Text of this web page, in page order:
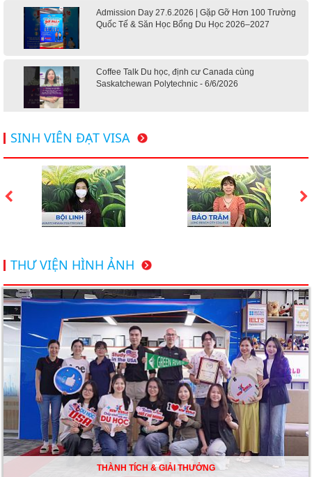
Admission Day 27.6.2026 | Gặp Gỡ Hơn 100 Trường
Quốc Tế & Săn Học Bổng Du Học 2026–2027
Coffee Talk Du học, định cư Canada cùng
Saskatchewan Polytechnic - 6/6/2026
Hội thảo du học Mỹ 18.4.2026 - Đại học Mỹ học phí
dưới 20k/ năm
Du học Mỹ 2026 - Lấy bằng cử nhân lúc 20 tuổi cùng
chương trình High School Completion, Washington
bạn khám phá
Du học Mỹ năm 2026: Cơ hội học tập và trải nghiệm tại
nền giáo dục hàng đầu
TƯ VẤN DU HỌC TOÀN DIỆN – BƯỚC ĐỆM VỮNG
CHẮC TỪ NEW WORLD EDUCATION
DU HỌC ÚC DẦN TRỞ THÀNH LỰA CHỌN HÀNG
ĐẦU CỦA DU HỌC SINH NĂM 2026 – VÀ TẤT CẢ
ĐỀU CÓ LÝ DO!!
SINH VIÊN ĐẠT VISA
THƯ VIỆN HÌNH ẢNH
THÀNH TÍCH & GIẢI THƯỞNG